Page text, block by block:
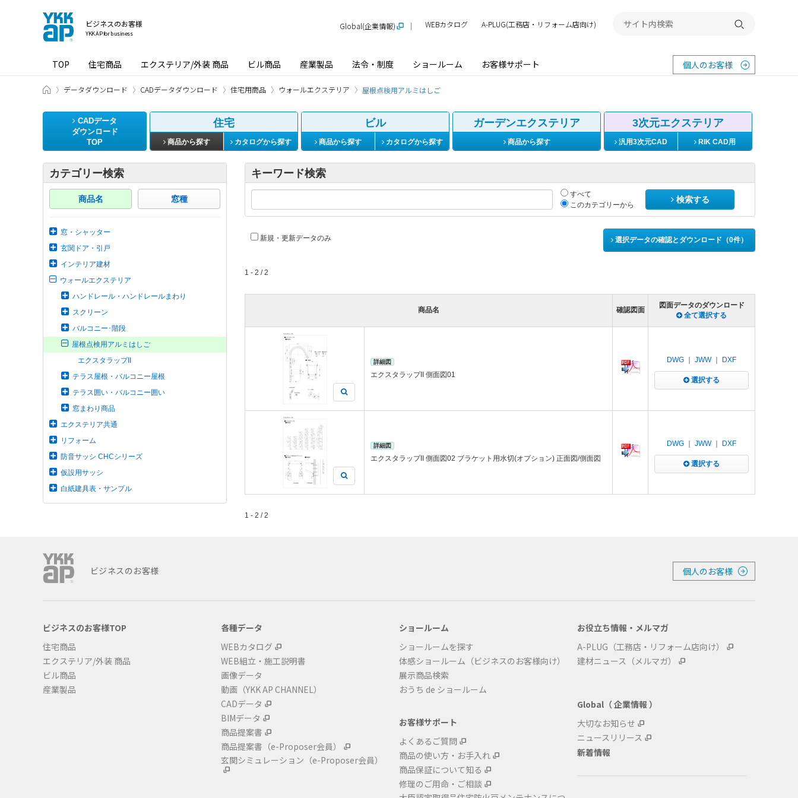
ビジネスのお客様
YKK AP for business
TOP 住宅商品 エクステリア/外装 商品 ビル商品 産業製品 法令・制度 ショールーム お客様サポート 個人のお客様
Global(企業情報) WEBカタログ A-PLUG(工務店・リフォーム店向け) 検索する
ビジネスのお客様 HOME
データダウンロード CADデータダウンロード 住宅用商品 ウォールエクステリア 屋根点検用アルミはしご
CADデータ
ダウンロード
TOP
住宅
商品から探す カタログから探す
ビル
商品から探す カタログから探す
ガーデンエクステリア
商品から探す
3次元エクステリア
汎用3次元CAD RIK CAD用
カテゴリー検索
商品名 窓種
窓・シャッター
玄関ドア・引戸
インテリア建材
ウォールエクステリア
ハンドレール・ハンドレールまわり
スクリーン
バルコニー･階段
屋根点検用アルミはしご
エクスタラップII
テラス屋根・バルコニー屋根
テラス囲い・バルコニー囲い
窓まわり商品
エクステリア共通
リフォーム
防音サッシ CHCシリーズ
仮設用サッシ
白紙建具表・サンプル
キーワード検索
すべて
このカテゴリーから
検索する
新規・更新データのみ 選択データの確認とダウンロード（0件）
1 - 2 / 2
商品名 確認図面
図面データのダウンロード
全て選択する
詳細図
エクスタラップII 側面図01
DWG JWW｜ DXF
選択する
詳細図
エクスタラップII 側面図02 ブラケット用水切(オプション) 正面図/側面図
DWG JWW｜ DXF
選択する
1 - 2 / 2
ビジネスのお客様 個人のお客様
ビジネスのお客様TOP
住宅商品
エクステリア/外装 商品
ビル商品
産業製品
各種データ
WEBカタログ
WEB組立・施工説明書
画像データ
動画（YKK AP CHANNEL）
CADデータ
BIMデータ
商品提案書
商品提案書 （e-Proposer会員）
玄関シミュレーション （e-Proposer会員）
ショールーム
ショールームを探す
体感ショールーム（ビジネスのお客様向け）
展示商品検索
おうち de ショールーム
お客様サポート
よくあるご質問
商品の使い方・お手入れ
商品保証について知る
修理のご用命・ご相談
お役立ち情報・メルマガ
A-PLUG（工務店・リフォーム店向け）
建材ニュース（メルマガ）
Global（ 企業情報 ）
大切なお知らせ
ニュースリリース
新着情報